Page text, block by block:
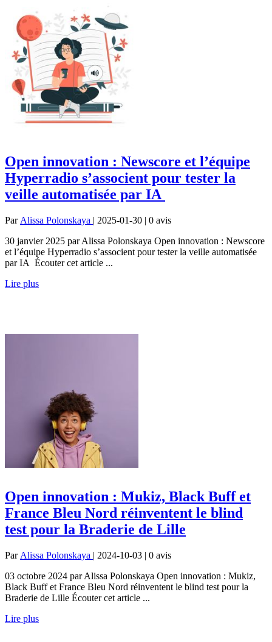
Open innovation : Newscore et l’équipe
Hyperradio s’associent pour tester la
veille automatisée par IA
Par Alissa Polonskaya | 2025-01-30 | 0 avis
30 janvier 2025 par Alissa Polonskaya Open innovation : Newscore
et l’équipe Hyperradio s’associent pour tester la veille automatisée
par IA Écouter cet article ...
Lire plus
Open innovation : Mukiz, Black Buff et
France Bleu Nord réinventent le blind
test pour la Braderie de Lille
Par Alissa Polonskaya | 2024-10-03 | 0 avis
03 octobre 2024 par Alissa Polonskaya Open innovation : Mukiz,
Black Buff et France Bleu Nord réinventent le blind test pour la
Braderie de Lille Écouter cet article ...
Lire plus